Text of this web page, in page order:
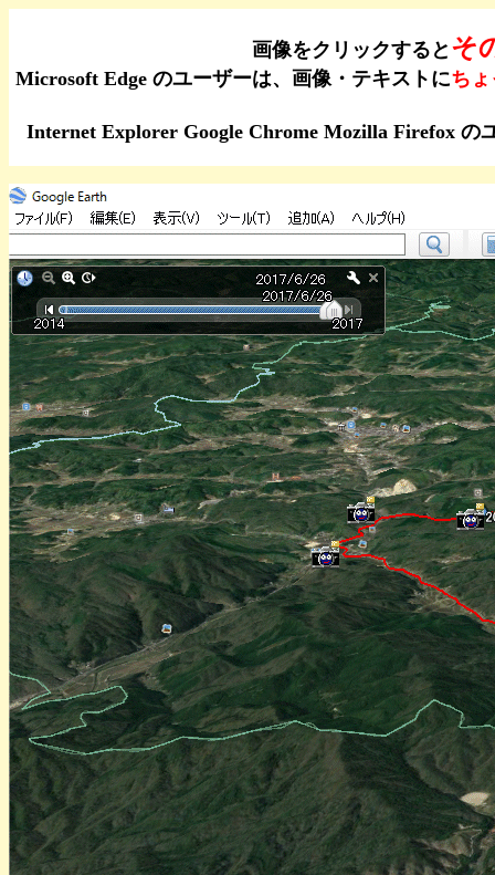
画像をクリックすると そ
Microsoft Edge のユーザーは、画像・テキストにち
Internet Explorer Google Chrome Mozilla Firefox の